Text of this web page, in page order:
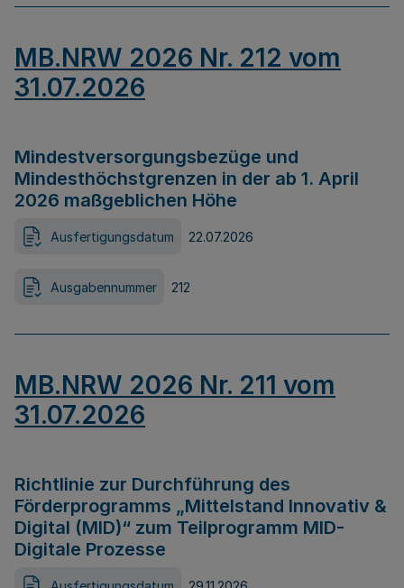
MB.NRW 2026 Nr. 212 vom
31.07.2026
Mindestversorgungsbezüge und
Mindesthöchstgrenzen in der ab 1. April
2026 maßgeblichen Höhe
Ausfertigungsdatum 22.07.2026
Ausgabennummer 212
MB.NRW 2026 Nr. 211 vom
31.07.2026
Richtlinie zur Durchführung des
Förderprogramms „Mittelstand Innovativ &
Digital (MID)“ zum Teilprogramm MID-
Digitale Prozesse